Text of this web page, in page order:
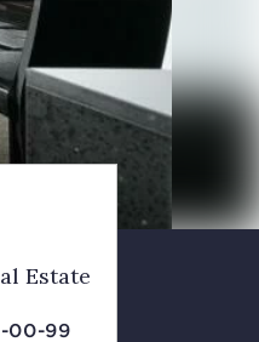
Estate
00-99